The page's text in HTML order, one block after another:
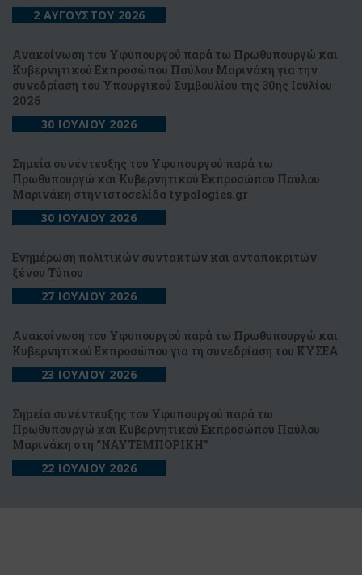
2 ΑΥΓΟΥΣΤΟΥ 2026
Ανακοίνωση του Υφυπουργού παρά τω Πρωθυπουργώ και
Κυβερνητικού Εκπροσώπου Παύλου Μαρινάκη για την
συνεδρίαση του Υπουργικού Συμβουλίου της 30ης Ιουλίου
2026
30 ΙΟΥΛΙΟΥ 2026
Σημεία συνέντευξης του Υφυπουργού παρά τω
Πρωθυπουργώ και Κυβερνητικού Εκπροσώπου Παύλου
Μαρινάκη στην ιστοσελίδα typologies.gr
30 ΙΟΥΛΙΟΥ 2026
Ενημέρωση πολιτικών συντακτών και ανταποκριτών
ξένου Τύπου
27 ΙΟΥΛΙΟΥ 2026
Ανακοίνωση του Υφυπουργού παρά τω Πρωθυπουργώ και
Κυβερνητικού Εκπροσώπου για τη συνεδρίαση του ΚΥΣΕΑ
23 ΙΟΥΛΙΟΥ 2026
Σημεία συνέντευξης του Υφυπουργού παρά τω
Πρωθυπουργώ και Κυβερνητικού Εκπροσώπου Παύλου
Μαρινάκη στη “NAYTEΜΠΟΡΙΚΗ”
22 ΙΟΥΛΙΟΥ 2026